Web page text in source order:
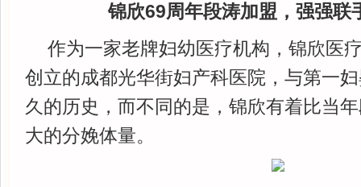
锦欣69周年段涛加盟，强强联
作为一家老牌妇幼医疗机构，锦欣医
创立的成都光华街妇产科医院，与第一
久的历史，而不同的是，锦欣有着比当
大的分娩体量。